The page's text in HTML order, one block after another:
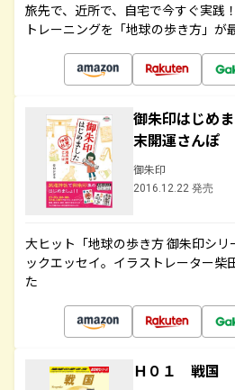
旅先で、近所で、自宅で今すぐ実践
トレーニングを「地球の歩き方」が
御朱印はじめ
末開運さんぽ
御朱印
2016.12.22 発売
大ヒット「地球の歩き方 御朱印シリ
ックエッセイ。イラストレーター柴
た
Ｈ０１ 戦国